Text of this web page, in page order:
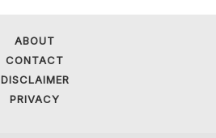
ABOUT
CONTACT
DISCLAIMER
PRIVACY